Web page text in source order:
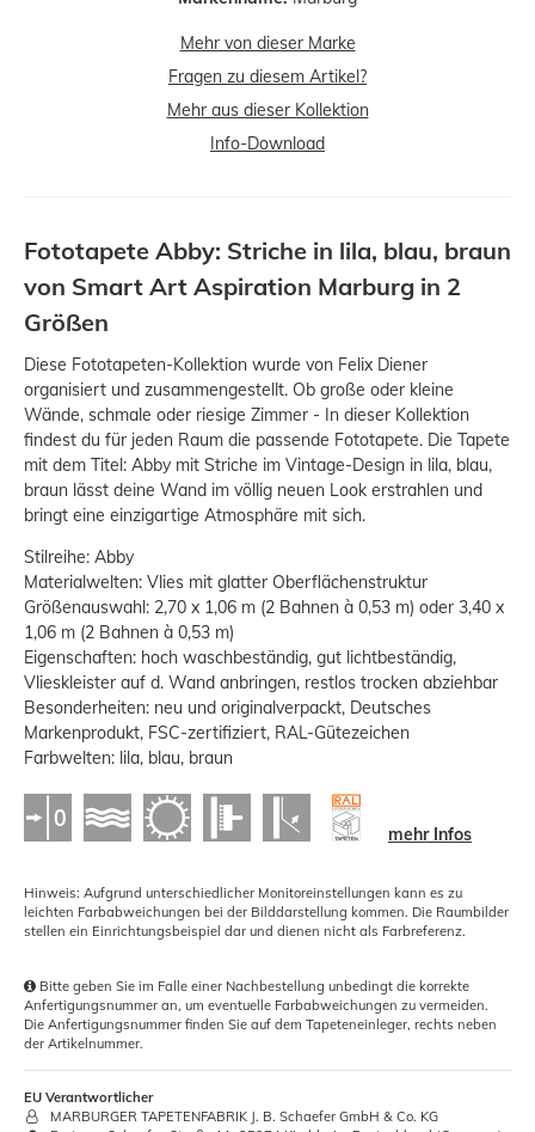
Mehr von dieser Marke
Fragen zu diesem Artikel?
Mehr aus dieser Kollektion
Info-Download
Fototapete Abby: Striche in lila, blau, braun
von Smart Art Aspiration Marburg in 2
Größen
Diese Fototapeten-Kollektion wurde von Felix Diener
organisiert und zusammengestellt. Ob große oder kleine
Wände, schmale oder riesige Zimmer - In dieser Kollektion
findest du für jeden Raum die passende Fototapete. Die Tapete
mit dem Titel: Abby mit Striche im Vintage-Design in lila, blau,
braun lässt deine Wand im völlig neuen Look erstrahlen und
bringt eine einzigartige Atmosphäre mit sich.
Stilreihe: Abby
Materialwelten: Vlies mit glatter Oberflächenstruktur
Größenauswahl: 2,70 x 1,06 m (2 Bahnen à 0,53 m) oder 3,40 x
1,06 m (2 Bahnen à 0,53 m)
Eigenschaften: hoch waschbeständig, gut lichtbeständig,
Vlieskleister auf d. Wand anbringen, restlos trocken abziehbar
Besonderheiten: neu und originalverpackt, Deutsches
Markenprodukt, FSC-zertifiziert, RAL-Gütezeichen
Farbwelten: lila, blau, braun
mehr Infos
Hinweis: Aufgrund unterschiedlicher Monitoreinstellungen kann es zu
leichten Farbabweichungen bei der Bilddarstellung kommen. Die Raumbilder
stellen ein Einrichtungsbeispiel dar und dienen nicht als Farbreferenz.
Bitte geben Sie im Falle einer Nachbestellung unbedingt die korrekte
Anfertigungsnummer an, um eventuelle Farbabweichungen zu vermeiden.
Die Anfertigungsnummer finden Sie auf dem Tapeteneinleger, rechts neben
der Artikelnummer.
EU Verantwortlicher
MARBURGER TAPETENFABRIK J. B. Schaefer GmbH & Co. KG